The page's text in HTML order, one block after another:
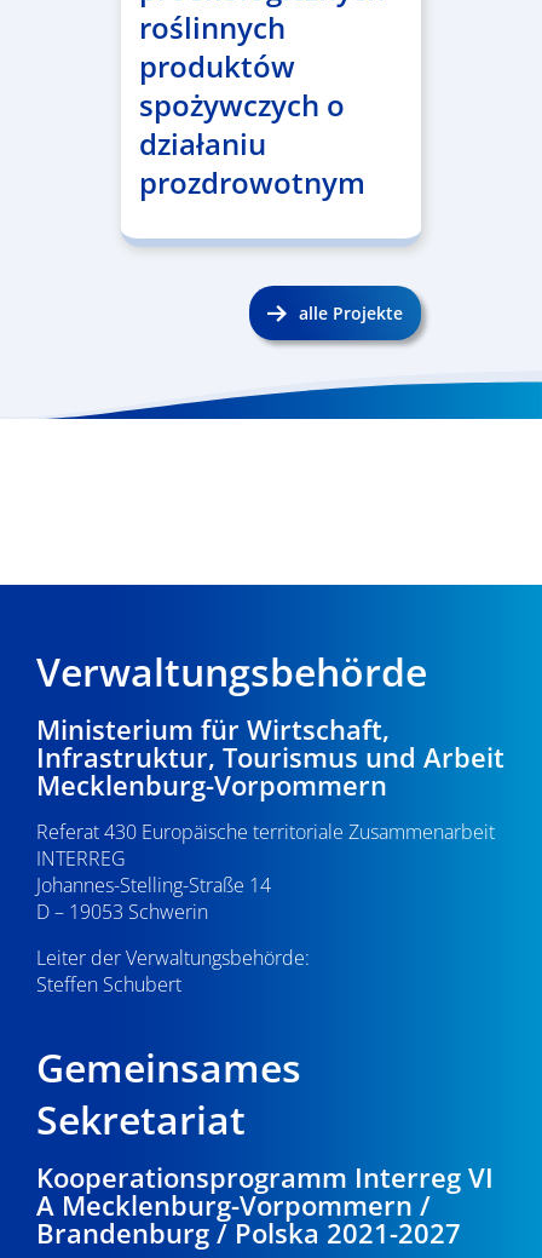
roślinnych
produktów
spożywczych o
działaniu
prozdrowotnym
alle Projekte
Verwaltungsbehörde
Ministerium für Wirtschaft,
Infrastruktur, Tourismus und Arbeit
Mecklenburg-Vorpommern
Referat 430 Europäische territoriale Zusammenarbeit
INTERREG
Johannes-Stelling-Straße 14
D – 19053 Schwerin
Leiter der Verwaltungsbehörde:
Steffen Schubert
Gemeinsames
Sekretariat
Kooperationsprogramm Interreg VI
A Mecklenburg-Vorpommern /
Brandenburg / Polska 2021-2027